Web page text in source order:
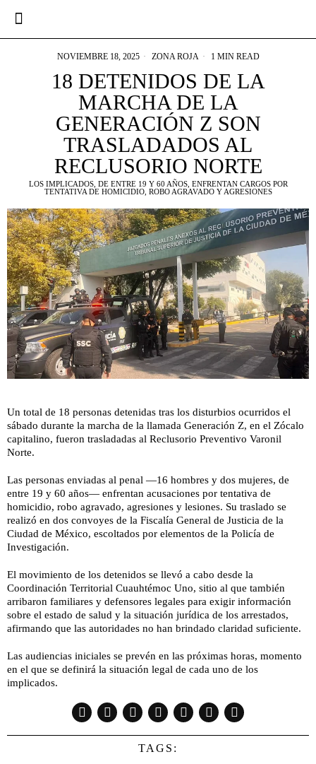
NOVIEMBRE 18, 2025 ZONA ROJA 1 MIN READ
18 DETENIDOS DE LA
MARCHA DE LA
GENERACIÓN Z SON
TRASLADADOS AL
RECLUSORIO NORTE
LOS IMPLICADOS, DE ENTRE 19 Y 60 AÑOS, ENFRENTAN CARGOS POR
TENTATIVA DE HOMICIDIO, ROBO AGRAVADO Y AGRESIONES
Un total de 18 personas detenidas tras los disturbios ocurridos el
sábado durante la marcha de la llamada Generación Z, en el Zócalo
capitalino, fueron trasladadas al Reclusorio Preventivo Varonil
Norte.
Las personas enviadas al penal —16 hombres y dos mujeres, de
entre 19 y 60 años— enfrentan acusaciones por tentativa de
homicidio, robo agravado, agresiones y lesiones. Su traslado se
realizó en dos convoyes de la Fiscalía General de Justicia de la
Ciudad de México, escoltados por elementos de la Policía de
Investigación.
El movimiento de los detenidos se llevó a cabo desde la
Coordinación Territorial Cuauhtémoc Uno, sitio al que también
arribaron familiares y defensores legales para exigir información
sobre el estado de salud y la situación jurídica de los arrestados,
afirmando que las autoridades no han brindado claridad suficiente.
Las audiencias iniciales se prevén en las próximas horas, momento
en el que se definirá la situación legal de cada uno de los
implicados.
TAGS: